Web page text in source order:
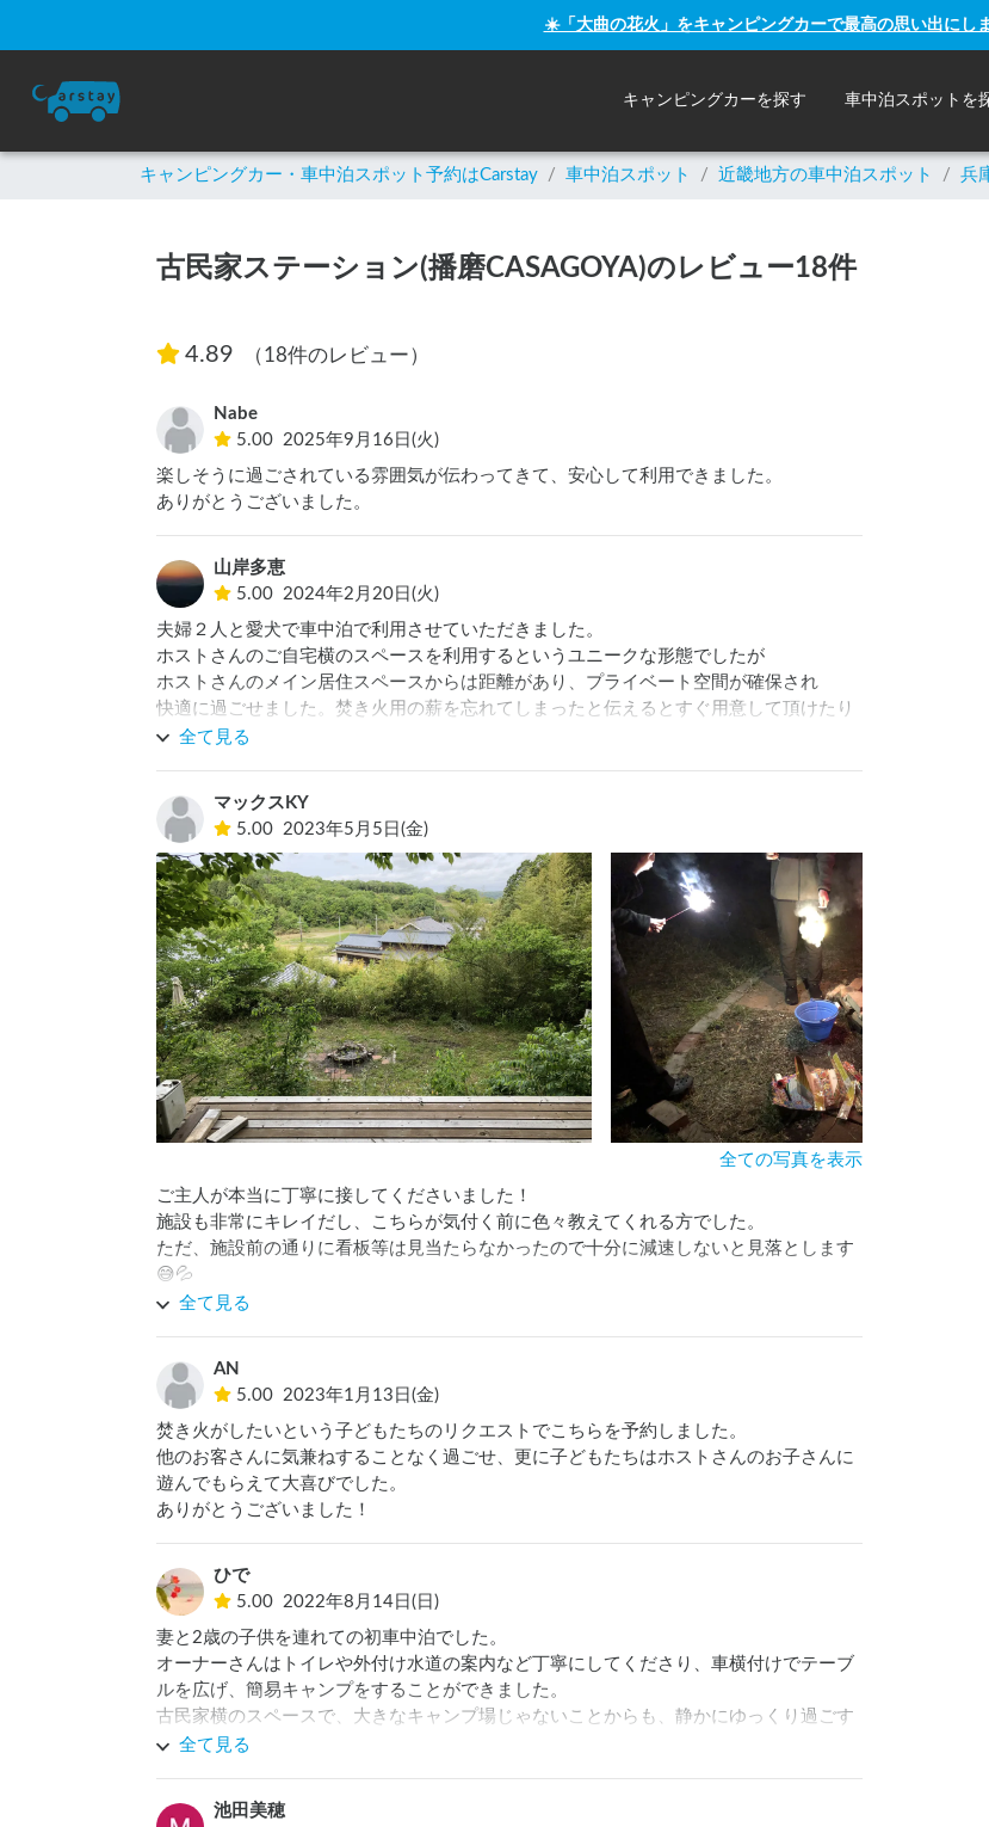
☀️「大曲の花火」をキャンピングカーで最高の思い出にし
キャンピングカーを探す 車中泊スポットを
キャンピングカー・車中泊スポット予約はCarstay / 車中泊スポット / 近畿地方の車中泊スポット / 兵
古民家ステーション(播磨CASAGOYA)のレビュー18件
4.89 （18件のレビュー）
Nabe
5.00 2025年9月16日(火)
楽しそうに過ごされている雰囲気が伝わってきて、安心して利用できました。
ありがとうございました。
山岸多恵
5.00 2024年2月20日(火)
夫婦２人と愛犬で車中泊で利用させていただきました。
ホストさんのご自宅横のスペースを利用するというユニークな形態でしたが
ホストさんのメイン居住スペースからは距離があり、プライベート空間が確保され
快適に過ごせました。焚き火用の薪を忘れてしまったと伝えるとすぐ用意して頂けたり
急な雨にはすぐにパラソルを貸して頂けたりと、適度な距離を保ちながらもちゃんと
また、ホストさんのお子さん達がとっても可愛くて、案内役をしてくれたり
ウチのワンコと遊んでくれたり、我が子の小さい頃を思い出して楽しい時間を
過ごせました。ありがとうございました(^ ^)
全て見る
マックスKY
5.00 2023年5月5日(金)
全ての写真を表示
ご主人が本当に丁寧に接してくださいました！
施設も非常にキレイだし、こちらが気付く前に色々教えてくれる方でした。
ただ、施設前の通りに看板等は見当たらなかったので十分に減速しないと見落とします
😅💦
是非、またお世話になりたいと思いました！
全て見る
AN
5.00 2023年1月13日(金)
焚き火がしたいという子どもたちのリクエストでこちらを予約しました。
他のお客さんに気兼ねすることなく過ごせ、更に子どもたちはホストさんのお子さんに
遊んでもらえて大喜びでした。
ありがとうございました！
ひで
5.00 2022年8月14日(日)
妻と2歳の子供を連れての初車中泊でした。
オーナーさんはトイレや外付け水道の案内など丁寧にしてくださり、車横付けでテーブ
ルを広げ、簡易キャンプをすることができました。
古民家横のスペースで、大きなキャンプ場じゃないことからも、静かにゆっくり過ごす
にはピッタリだと思います。
全て見る
池田美穂